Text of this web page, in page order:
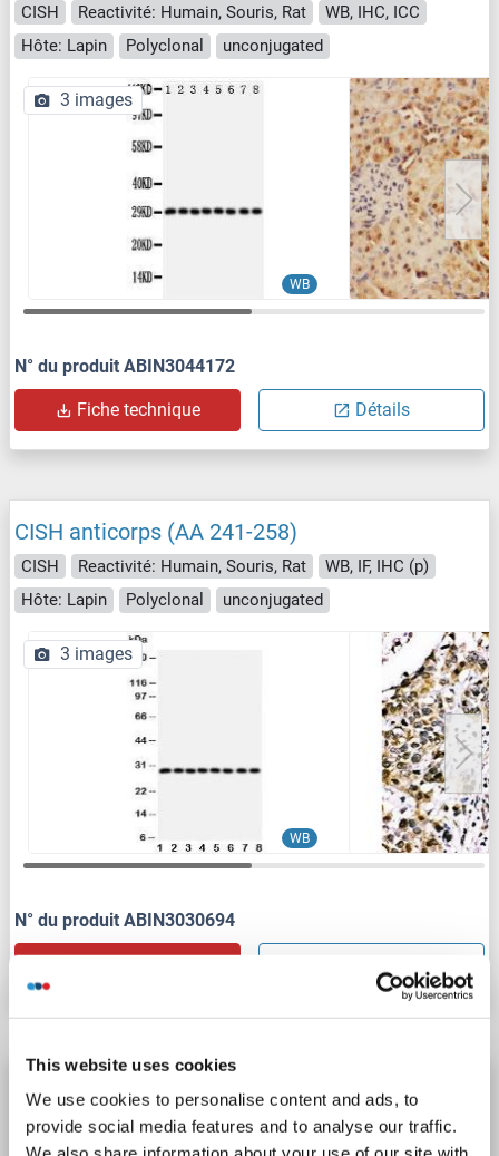
This website uses cookies
We use cookies to personalise content and ads, to
provide social media features and to analyse our traffic.
CISH Reactivité: Humain, Souris, Rat
WB, IHC, ICC
Hôte: Lapin
Polyclonal unconjugated
WB
3 images
N° du produit ABIN3044172
Fiche technique Détails
CISH anticorps (AA 241-258)
CISH Reactivité: Humain, Souris, Rat
WB, IF, IHC (p)
Hôte: Lapin
Polyclonal unconjugated
WB
3 images
N° du produit ABIN3030694
CISH anticorps (N-Term)
CISH Reactivité: Humain, Souris WB
Hôte: Lapin